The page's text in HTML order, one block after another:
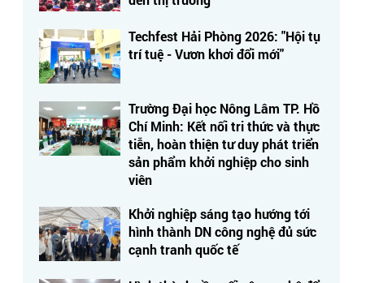
Techfest Hải Phòng 2026: "Hội tụ
trí tuệ - Vươn khơi đổi mới"
Trường Đại học Nông Lâm TP. Hồ
Chí Minh: Kết nối tri thức và thực
tiễn, hoàn thiện tư duy phát triển
sản phẩm khởi nghiệp cho sinh
viên
Khởi nghiệp sáng tạo hướng tới
hình thành DN công nghệ đủ sức
cạnh tranh quốc tế